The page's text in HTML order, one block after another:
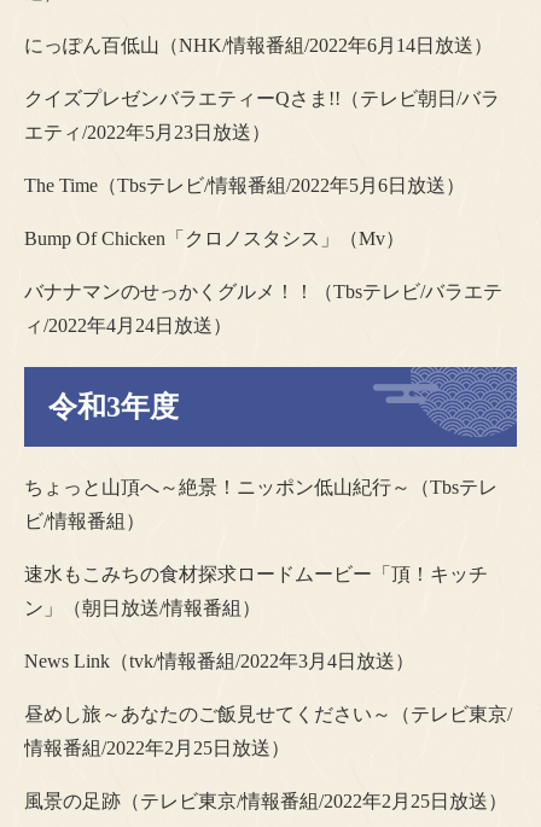
にっぽん百低山（NHK/情報番組/2022年6月14日放送）
クイズプレゼンバラエティーQさま!!（テレビ朝日/バラ
エティ/2022年5月23日放送）
The Time（Tbsテレビ/情報番組/2022年5月6日放送）
Bump Of Chicken「クロノスタシス」（Mv）
バナナマンのせっかくグルメ！！（Tbsテレビ/バラエテ
ィ/2022年4月24日放送）
令和3年度
ちょっと山頂へ～絶景！ニッポン低山紀行～（Tbsテレ
ビ/情報番組）
速水もこみちの食材探求ロードムービー「頂！キッチ
ン」（朝日放送/情報番組）​​
News Link（tvk/情報番組/2022年3月4日放送）
昼めし旅～あなたのご飯見せてください～（テレビ東京/
情報番組/2022年2月25日放送）
風景の足跡（テレビ東京/情報番組/2022年2月25日放送）